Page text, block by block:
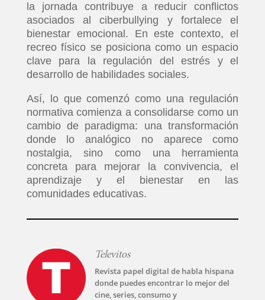
la jornada contribuye a reducir conflictos
asociados al ciberbullying y fortalece el
bienestar emocional. En este contexto, el
recreo físico se posiciona como un espacio
clave para la regulación del estrés y el
desarrollo de habilidades sociales.
Así, lo que comenzó como una regulación
normativa comienza a consolidarse como un
cambio de paradigma: una transformación
donde lo analógico no aparece como
nostalgia, sino como una herramienta
concreta para mejorar la convivencia, el
aprendizaje y el bienestar en las
comunidades educativas.
Televitos
Revista papel digital de habla hispana
donde puedes encontrar lo mejor del
cine, series, consumo y